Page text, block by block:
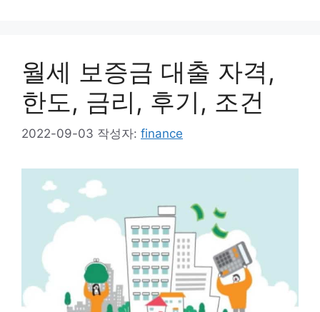
월세 보증금 대출 자격,
한도, 금리, 후기, 조건
2022-09-03 작성자: finance